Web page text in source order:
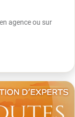
agence ou sur